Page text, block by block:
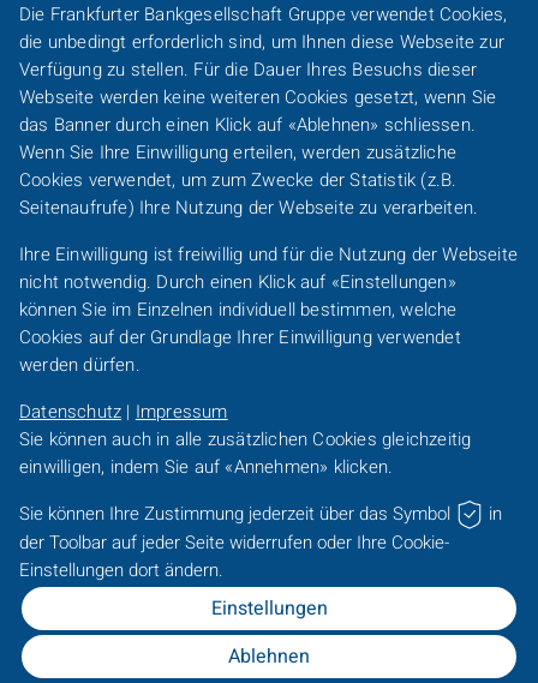
Die Frankfurter Bankgesellschaft Gruppe verwendet Cookies,
die unbedingt erforderlich sind, um Ihnen diese Webseite zur
Verfügung zu stellen. Für die Dauer Ihres Besuchs dieser
Webseite werden keine weiteren Cookies gesetzt, wenn Sie
das Banner durch einen Klick auf «Ablehnen» schliessen.
Wenn Sie Ihre Einwilligung erteilen, werden zusätzliche
Cookies verwendet, um zum Zwecke der Statistik (z.B.
Seitenaufrufe) Ihre Nutzung der Webseite zu verarbeiten.
Ihre Einwilligung ist freiwillig und für die Nutzung der Webseite
nicht notwendig. Durch einen Klick auf «Einstellungen»
können Sie im Einzelnen individuell bestimmen, welche
Cookies auf der Grundlage Ihrer Einwilligung verwendet
werden dürfen.
Datenschutz | Impressum
Sie können auch in alle zusätzlichen Cookies gleichzeitig
einwilligen, indem Sie auf «Annehmen» klicken.
Sie können Ihre Zustimmung jederzeit über das Symbol
in
derToolbarauf jeder Seite widerrufen oder Ihre Cookie-
Einstellungen dort ändern.
Einstellungen
Ablehnen
Eine Spur persönlicher
Footer-
Line-
DACH
/
FO
Karriere Presse Sitemap Barrierefreiheit
Kundeninformationen Impressum Datenschutz
Footer-
DACH
/
Frankfurter Bankgesellschaft Gruppe
Frankfurter Bankgesellschaft (Deutschland)AG
Family Office der Frankfurter Bankgesellschaft
IMAPM&AConsultants AG
Frankfurter BankgesellschaftHolding AG
Für Beraterinnen und Berater der Sparkassen
Sparkassen-Portal